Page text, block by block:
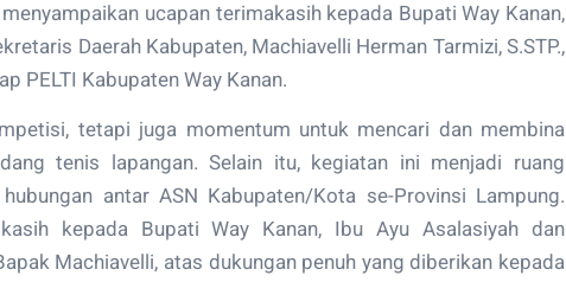
ucapan terimakasih kepada Bupati Way Kanan,
Daerah Kabupaten, Machiavelli Herman Tarmizi, S.STP.,
PELTI Kabupaten Way Kanan.
tetapi juga momentum untuk mencari dan membina
tenis lapangan. Selain itu, kegiatan ini menjadi ruang
antar ASN Kabupaten/Kota se-Provinsi Lampung.
kepada Bupati Way Kanan, Ibu Ayu Asalasiyah dan
Machiavelli, atas dukungan penuh yang diberikan kepada